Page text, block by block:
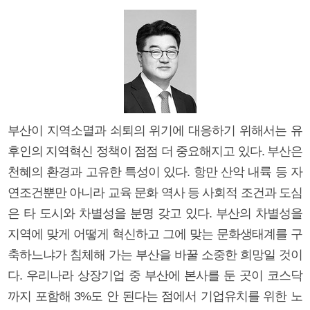
부산이 지역소멸과 쇠퇴의 위기에 대응하기 위해서는 유
후인의 지역혁신 정책이 점점 더 중요해지고 있다. 부산은
천혜의 환경과 고유한 특성이 있다. 항만 산악 내륙 등 자
연조건뿐만 아니라 교육 문화 역사 등 사회적 조건과 도심
은 타 도시와 차별성을 분명 갖고 있다. 부산의 차별성을
지역에 맞게 어떻게 혁신하고 그에 맞는 문화생태계를 구
축하느냐가 침체해 가는 부산을 바꿀 소중한 희망일 것이
다. 우리나라 상장기업 중 부산에 본사를 둔 곳이 코스닥
까지 포함해 3%도 안 된다는 점에서 기업유치를 위한 노